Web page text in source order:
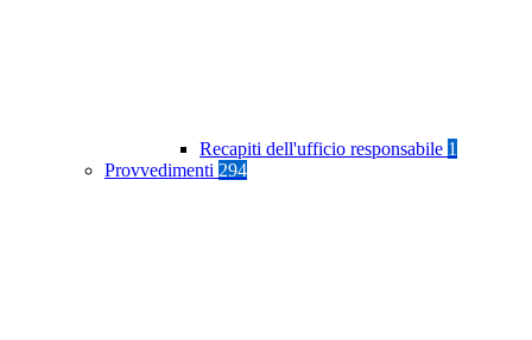
Recapiti dell'ufficio responsabile 1
Provvedimenti 294